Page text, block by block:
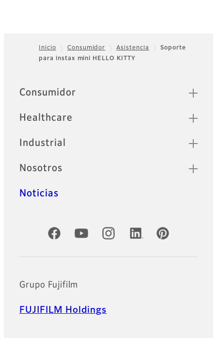
Footer
Inicio Consumidor Asistencia
Soporte
para instax mini HELLO KITTY
Sitemap
Consumidor
Healthcare
Industrial
Nosotros
Noticias
Cuentas oficiales de redes sociales
Grupo Fujifilm
FUJIFILM Holdings